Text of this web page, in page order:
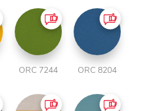
ORC 7244 ORC 8204